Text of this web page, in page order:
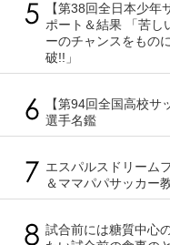
【第38回全日本少
ポート＆結果 「苦し
ーのチャンスをもの
破!!」
【第94回全国高校
選手名鑑
エスパルスドリーム
＆ママパパサッカー
試合前には糖質中心